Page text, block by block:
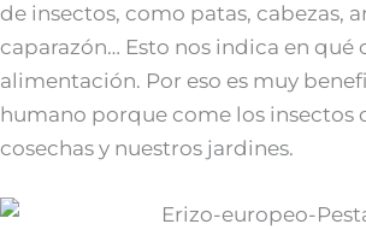
de insectos, como patas, cabezas,
caparazón… Esto nos indica en qué
alimentación. Por eso es muy
humano porque come los insectos
cosechas y nuestros jardines.